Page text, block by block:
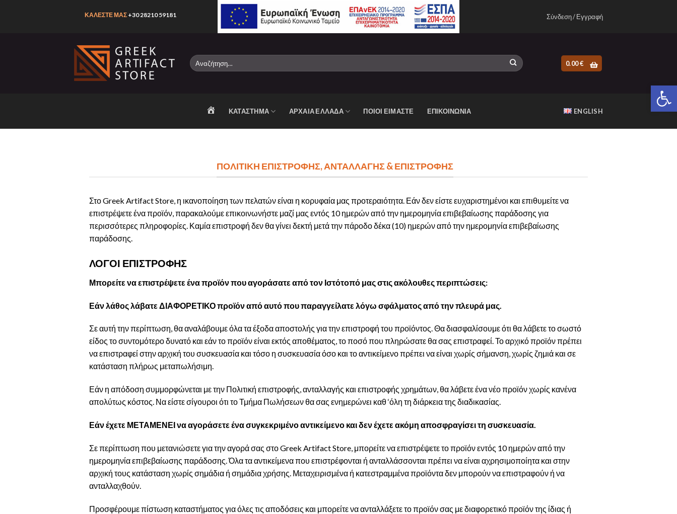
ΚΑΛΕΣΤΕ ΜΑΣ +30 28210 59181 Σύνδεση / Εγγραφή
Αναζήτηση
για:
0.00€
ΑΡΧΙΚΉΚΑΤΆΣΤΗΜΑ ΑΡΧΑΙΑ ΕΛΛΑΔΑ ΠΟΙΟΙ ΕΙΜΑΣΤΕ ΕΠΙΚΟΙΝΩΝΙΑ ENGLISH
ΠΟΛΙΤΙΚΗ ΕΠΙΣΤΡΟΦΗΣ, ΑΝΤΑΛΛΑΓΗΣ & ΕΠΙΣΤΡΟΦΗΣ
Στο Greek Artifact Store, η ικανοποίηση των πελατών είναι η κορυφαία μας προτεραιότητα. Εάν δεν είστε ευχαριστημένοι και επιθυμείτε να
επιστρέψετε ένα προϊόν, παρακαλούμε επικοινωνήστε μαζί μας εντός 10 ημερών από την ημερομηνία επιβεβαίωσης παράδοσης για
περισσότερες πληροφορίες. Καμία επιστροφή δεν θα γίνει δεκτή μετά την πάροδο δέκα (10) ημερών από την ημερομηνία επιβεβαίωσης
παράδοσης.
ΛΟΓΟΙ ΕΠΙΣΤΡΟΦΗΣ
Μπορείτε να επιστρέψετε ένα προϊόν που αγοράσατε από τον Ιστότοπό μας στις ακόλουθες περιπτώσεις:
Εάν λάθος λάβατε ΔΙΑΦΟΡΕΤΙΚΟ προϊόν από αυτό που παραγγείλατε λόγω σφάλματος από την πλευρά μας.
Σε αυτή την περίπτωση, θα αναλάβουμε όλα τα έξοδα αποστολής για την επιστροφή του προϊόντος. Θα διασφαλίσουμε ότι θα λάβετε το σωστό
είδος το συντομότερο δυνατό και εάν το προϊόν είναι εκτός αποθέματος, το ποσό που πληρώσατε θα σας επιστραφεί. Το αρχικό προϊόν πρέπει
να επιστραφεί στην αρχική του συσκευασία και τόσο η συσκευασία όσο και το αντικείμενο πρέπει να είναι χωρίς σήμανση, χωρίς ζημιά και σε
κατάσταση πλήρως μεταπωλήσιμη.
Εάν η απόδοση συμμορφώνεται με την Πολιτική επιστροφής, ανταλλαγής και επιστροφής χρημάτων, θα λάβετε ένα νέο προϊόν χωρίς κανένα
απολύτως κόστος. Να είστε σίγουροι ότι το Τμήμα Πωλήσεων θα σας ενημερώνει καθ ‘όλη τη διάρκεια της διαδικασίας.
Εάν έχετε ΜΕΤΑΜΕΝΕΙ να αγοράσετε ένα συγκεκριμένο αντικείμενο και δεν έχετε ακόμη αποσφραγίσει τη συσκευασία.
Σε περίπτωση που μετανιώσετε για την αγορά σας στο Greek Artifact Store, μπορείτε να επιστρέψετε το προϊόν εντός 10 ημερών από την
ημερομηνία επιβεβαίωσης παράδοσης. Όλα τα αντικείμενα που επιστρέφονται ή ανταλλάσσονται πρέπει να είναι αχρησιμοποίητα και στην
αρχική τους κατάσταση χωρίς σημάδια ή σημάδια χρήσης. Μεταχειρισμένα ή κατεστραμμένα προϊόντα δεν μπορούν να επιστραφούν ή να
ανταλλαχθούν.
Προσφέρουμε πίστωση καταστήματος για όλες τις αποδόσεις και μπορείτε να ανταλλάξετε το προϊόν σας με διαφορετικό προϊόν της ίδιας ή